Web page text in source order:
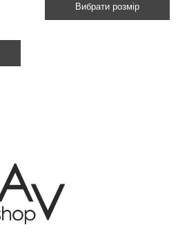
Вибрати розмір